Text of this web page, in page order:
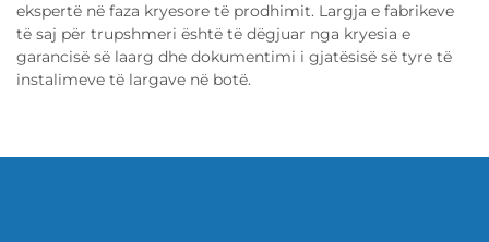
ekspertë në faza kryesore të prodhimit. Largja e fabrikeve
të saj për trupshmeri është të dëgjuar nga kryesia e
garancisë së laarg dhe dokumentimi i gjatësisë së tyre të
instalimeve të largave në botë.